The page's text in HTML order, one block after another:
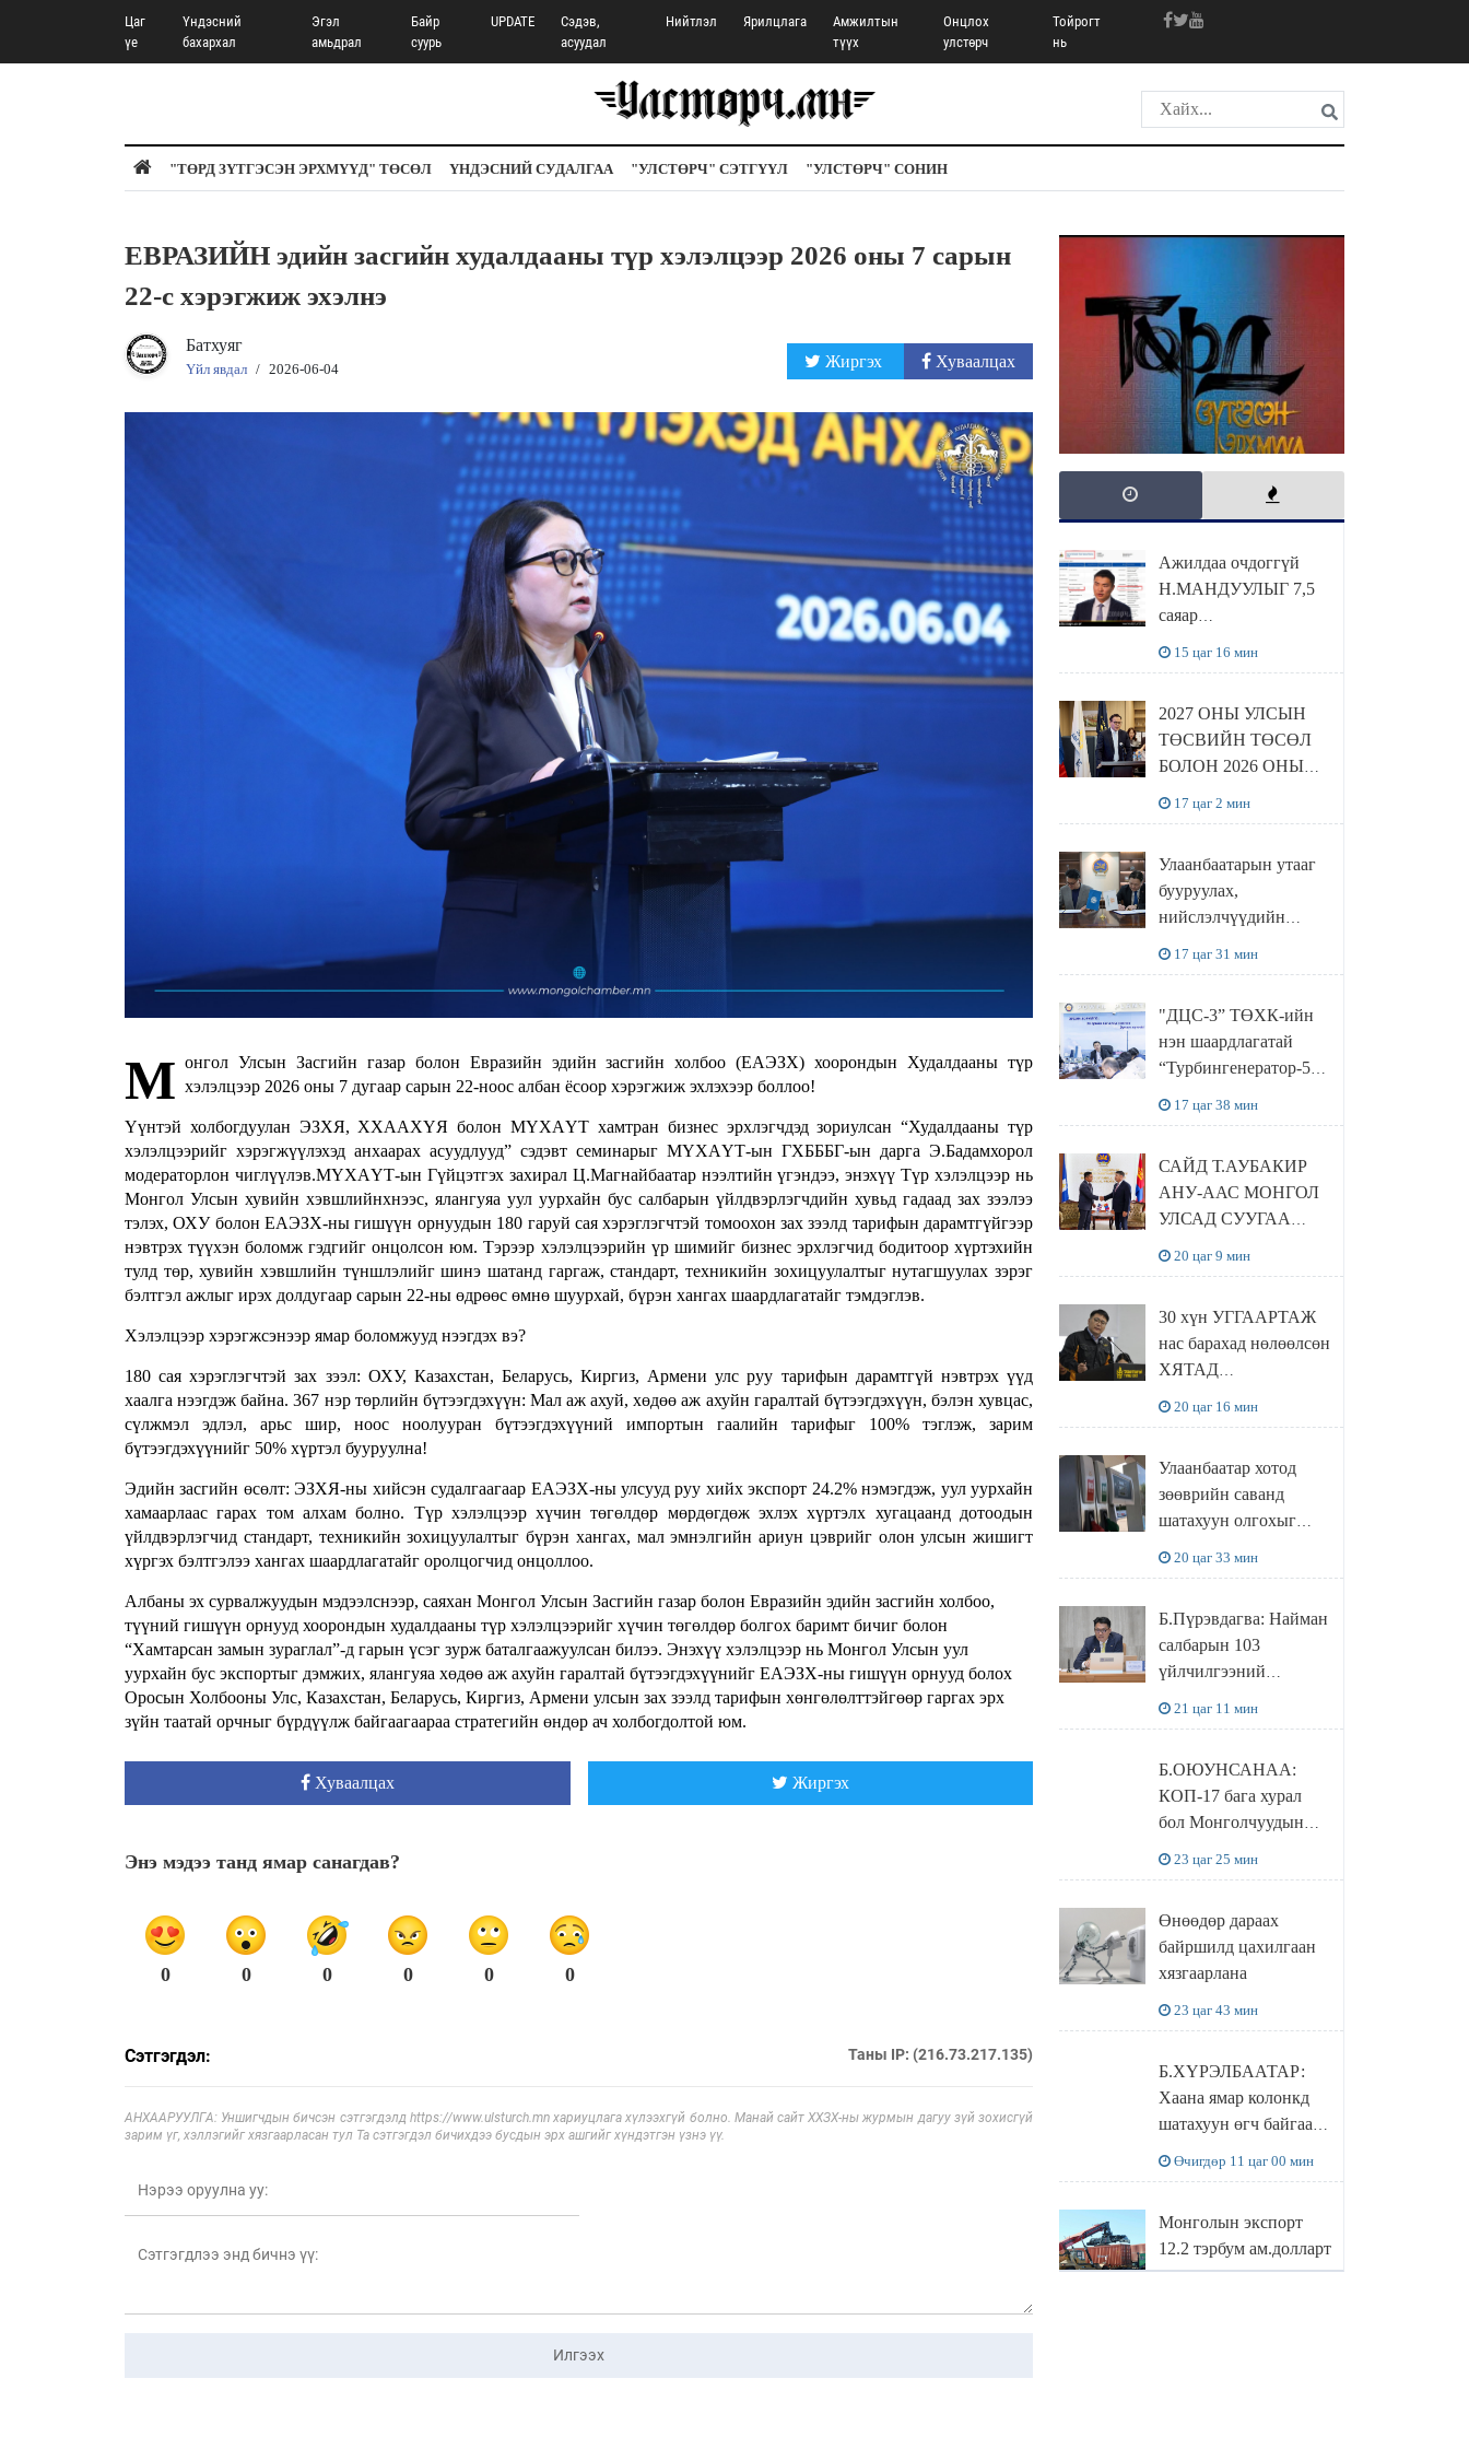
Цаг
үе
Үндэсний
бахархал
Эгэл
амьдрал
Байр
суурь
UPDATE
Сэдэв,
асуудал
Нийтлэл Ярилцлага
Амжилтын
түүх
Онцлох
улстөрч
Тойрогт
нь
"ТӨРД ЗҮТГЭСЭН ЭРХМҮҮД" ТӨСӨЛ ҮНДЭСНИЙ СУДАЛГАА "УЛСТӨРЧ" СЭТГҮҮЛ "УЛСТӨРЧ" СОНИН
ЕВРАЗИЙН эдийн засгийн худалдааны түр хэлэлцээр 2026 оны 7 сарын
22-с хэрэгжиж эхэлнэ
Батхуяг
Үйл явдал / 2026-06-04 Жиргэх Хуваалцах
М онгол Улсын Засгийн газар болон Евразийн эдийн засгийн холбоо (ЕАЭЗХ) хоорондын Худалдааны түр
хэлэлцээр 2026 оны 7 дугаар сарын 22-ноос албан ёсоор хэрэгжиж эхлэхээр боллоо!
Үүнтэй холбогдуулан ЭЗХЯ, ХХААХҮЯ болон МҮХАҮТ хамтран бизнес эрхлэгчдэд зориулсан “Худалдааны түр
хэлэлцээрийг хэрэгжүүлэхэд анхаарах асуудлууд” сэдэвт семинарыг МҮХАҮТ-ын ГХБББГ-ын дарга Э.Бадамхорол
модераторлон чиглүүлэв.МҮХАҮТ-ын Гүйцэтгэх захирал Ц.Магнайбаатар нээлтийн үгэндээ, энэхүү Түр хэлэлцээр нь
Монгол Улсын хувийн хэвшлийнхнээс, ялангуяа уул уурхайн бус салбарын үйлдвэрлэгчдийн хувьд гадаад зах зээлээ
тэлэх, ОХУ болон ЕАЭЗХ-ны гишүүн орнуудын 180 гаруй сая хэрэглэгчтэй томоохон зах зээлд тарифын дарамтгүйгээр
нэвтрэх түүхэн боломж гэдгийг онцолсон юм. Тэрээр хэлэлцээрийн үр шимийг бизнес эрхлэгчид бодитоор хүртэхийн
тулд төр, хувийн хэвшлийн түншлэлийг шинэ шатанд гаргаж, стандарт, техникийн зохицуулалтыг нутагшуулах зэрэг
бэлтгэл ажлыг ирэх долдугаар сарын 22-ны өдрөөс өмнө шуурхай, бүрэн хангах шаардлагатайг тэмдэглэв.
Хэлэлцээр хэрэгжсэнээр ямар боломжууд нээгдэх вэ?
180 сая хэрэглэгчтэй зах зээл: ОХУ, Казахстан, Беларусь, Киргиз, Армени улс руу тарифын дарамтгүй нэвтрэх үүд
хаалга нээгдэж байна. 367 нэр төрлийн бүтээгдэхүүн: Мал аж ахуй, хөдөө аж ахуйн гаралтай бүтээгдэхүүн, бэлэн хувцас,
сүлжмэл эдлэл, арьс шир, ноос ноолууран бүтээгдэхүүний импортын гаалийн тарифыг 100% тэглэж, зарим
бүтээгдэхүүнийг 50% хүртэл бууруулна!
Эдийн засгийн өсөлт: ЭЗХЯ-ны хийсэн судалгаагаар ЕАЭЗХ-ны улсууд руу хийх экспорт 24.2% нэмэгдэж, уул уурхайн
хамаарлаас гарах том алхам болно. Түр хэлэлцээр хүчин төгөлдөр мөрдөгдөж эхлэх хүртэлх хугацаанд дотоодын
үйлдвэрлэгчид стандарт, техникийн зохицуулалтыг бүрэн хангах, мал эмнэлгийн ариун цэврийг олон улсын жишигт
хүргэх бэлтгэлээ хангах шаардлагатайг оролцогчид онцоллоо.
Албаны эх сурвалжуудын мэдээлснээр, саяхан Монгол Улсын Засгийн газар болон Евразийн эдийн засгийн холбоо,
түүний гишүүн орнууд хоорондын худалдааны түр хэлэлцээрийг хүчин төгөлдөр болгох баримт бичиг болон
“Хамтарсан замын зураглал”-д гарын үсэг зурж баталгаажуулсан билээ. Энэхүү хэлэлцээр нь Монгол Улсын уул
уурхайн бус экспортыг дэмжих, ялангуяа хөдөө аж ахуйн гаралтай бүтээгдэхүүнийг ЕАЭЗХ-ны гишүүн орнууд болох
Оросын Холбооны Улс, Казахстан, Беларусь, Киргиз, Армени улсын зах зээлд тарифын хөнгөлөлттэйгөөр гаргах эрх
зүйн таатай орчныг бүрдүүлж байгаагаараа стратегийн өндөр ач холбогдолтой юм.
Хуваалцах Жиргэх
Энэ мэдээ танд ямар санагдав?
0 0 0 0 0 0
Сэтгэгдэл: Таны IP: (216.73.217.135)
АНХААРУУЛГА: Уншигчдын бичсэн сэтгэгдэлд https://www.ulsturch.mn хариуцлага хүлээхгүй болно. Манай сайт ХХЗХ-ны журмын дагуу зүй зохисгүй
зарим үг, хэллэгийг хязгаарласан тул Та сэтгэгдэл бичихдээ бусдын эрх ашгийг хүндэтгэн үзнэ үү.
Илгээх
Ажилдаа очдоггүй
Н.МАНДУУЛЫГ 7,5
саяар
15 цаг 16 мин
2027 ОНЫ УЛСЫН
ТӨСВИЙН ТӨСӨЛ
БОЛОН 2026 ОНЫ
НИЙТИЙН
ХЭЛЭЛЦҮҮЛЭГ
БОЛЛОО
17 цаг 2 мин
Улаанбаатарын утааг
бууруулах,
нийслэлчүүдийн
баялгийн сан нэгдэл”
ХХК-тай хамтран
хэрэгжүүлнэ
17 цаг 31 мин
"ДЦС-3” ТӨХК-ийн
нэн шаардлагатай
“Турбингенератор-5”-
17 цаг 38 мин
САЙД Т.АУБАКИР
АНУ-ААС МОНГОЛ
УЛСАД СУУГАА
ХҮЛЭЭН АВЧ
УУЛЗЛАА
20 цаг 9 мин
30 хүн УГГААРТАЖ
нас барахад нөлөөлсөн
ХЯТАД
худалдаж авахаар
болжээ
20 цаг 16 мин
Улаанбаатар хотод
зөөврийн саванд
шатахуун олгохыг
20 цаг 33 мин
Б.Пүрэвдагва: Найман
салбарын 103
үйлчилгээний
нөхцөл бүрдэнэ
21 цаг 11 мин
Б.ОЮУНСАНАА:
КОП-17 бага хурал
бол Монголчуудын
ДЭЛХИЙД
СУРТАЛЧИЛАХ гол
бодлого
23 цаг 25 мин
Өнөөдөр дараах
байршилд цахилгаан
хязгаарлана
23 цаг 43 мин
Б.ХҮРЭЛБААТАР:
Хаана ямар колонкд
шатахуун өгч байгаа,
боломжтой
Өчигдөр 11 цаг 00 мин
Монголын экспорт
12.2 тэрбум ам.долларт
хүрэв